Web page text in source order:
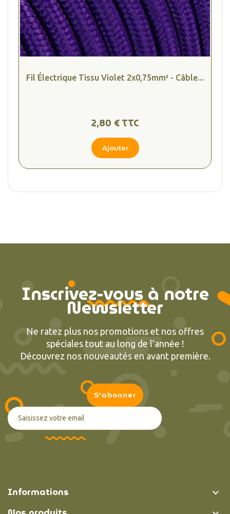
Fil Électrique Tissu Violet 2x0,75mm² - Câble...
2,80 € TTC
Ajouter
Inscrivez-vous à notre
Newsletter
Ne ratez plus nos promotions et nos offres
spéciales tout au long de l’année !
Découvrez nos nouveautés en avant première.
Informations 